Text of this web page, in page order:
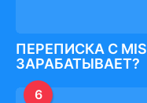
ПЕРЕПИСКА С
ЗАРАБАТЫВАЕТ?
6